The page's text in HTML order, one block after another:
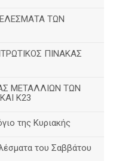
ΤΩΝ
ΠΙΝΑΚΑΣ
ΜΕΤΑΛΛΙΩΝ ΤΩΝ
Κ23
της Κυριακής
του Σαββάτου